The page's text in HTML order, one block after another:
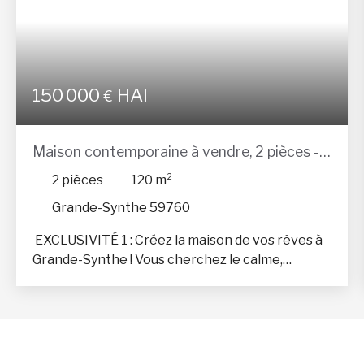
150 000€HAI
Maison contemporaine à vendre, 2 pièces -
Grande-Synthe 59760
2 pièces 120 m²
Grande-Synthe 59760
EXCLUSIVITÉ 1 : Créez la maison de vos rêves à
Grande-Synthe ! Vous cherchez le calme,